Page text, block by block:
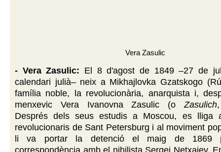
Vera Zasulic
- Vera Zasulic: El 8 d'agost de 1849 –27 de
calendari julià– neix a Mikhajlovka Gzatskogo
família noble, la revolucionària, anarquista i,
menxevic Vera Ivanovna Zasulic (o Zasulich
Després dels seus estudis a Moscou, es lliga
revolucionaris de Sant Petersburg i al moviment
li va portar la detenció el maig de 1869
correspondència amb el nihilista Sergei Netxaiev.